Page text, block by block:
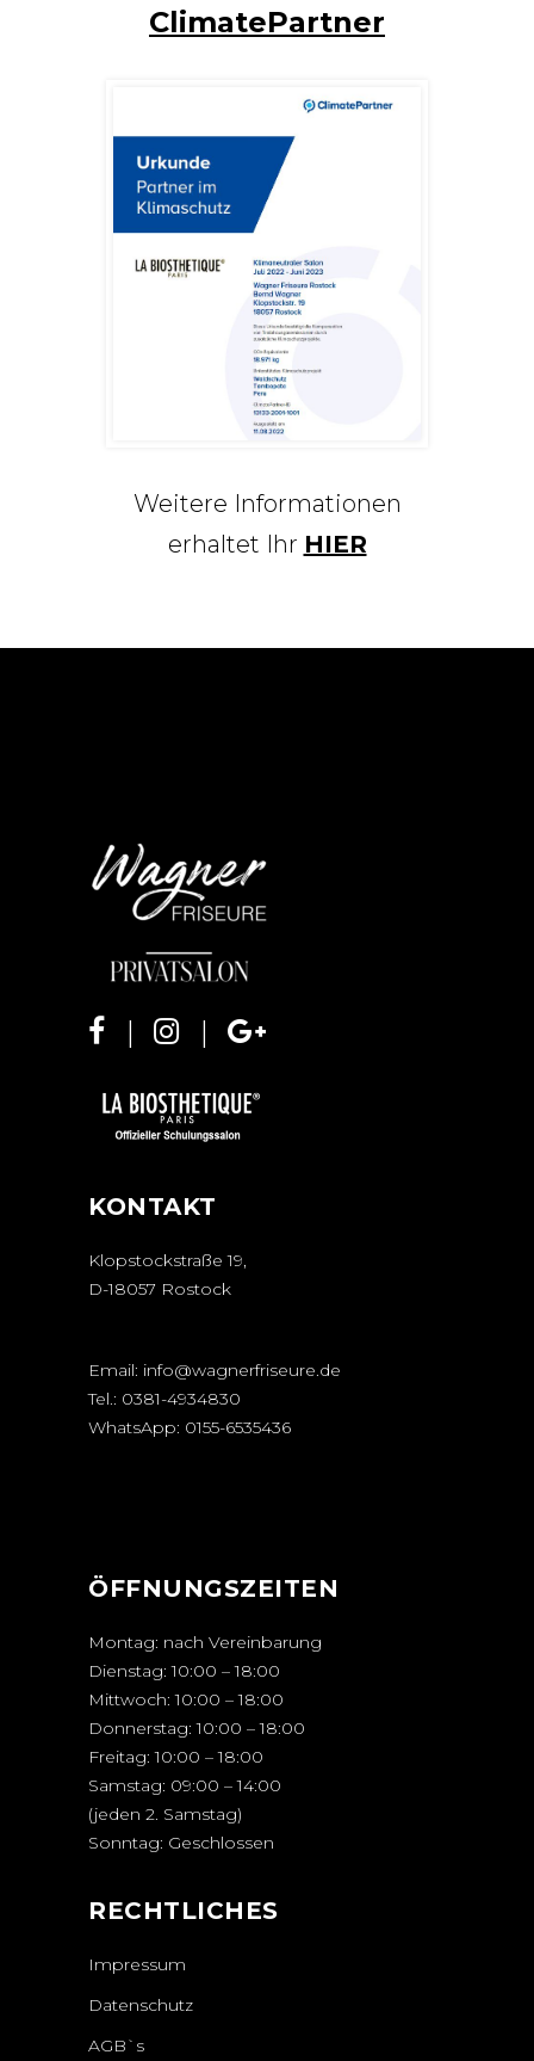
ClimatePartner
Weitere Informationen
erhaltet Ihr HIER
KONTAKT
Klopstockstraße 19,
D-18057 Rostock
Email: info@wagnerfriseure.de
Tel.: 0381-4934830
WhatsApp: 0155-6535436
ÖFFNUNGSZEITEN
Montag: nach Vereinbarung
Dienstag: 10:00 – 18:00
Mittwoch: 10:00 – 18:00
Donnerstag: 10:00 – 18:00
Freitag: 10:00 – 18:00
Samstag: 09:00 – 14:00
(jeden 2. Samstag)
Sonntag: Geschlossen
RECHTLICHES
Impressum
Datenschutz
AGB`s